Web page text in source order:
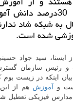
استفاده می نمایند اظهار داشت: 30درصد
به شبکه شاد
شده است.
سید جواد
و رئیس سازمان
اینکه در زیست بوم
و
آموزش هم از
مدارس فیزیکی تعطیل